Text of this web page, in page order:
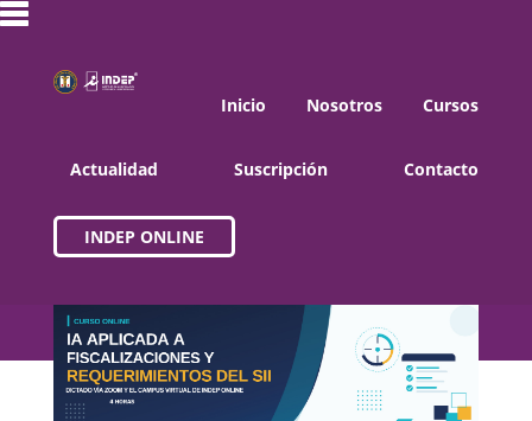
Inicio Nosotros Cursos
Actualidad Suscripción Contacto
INDEP ONLINE